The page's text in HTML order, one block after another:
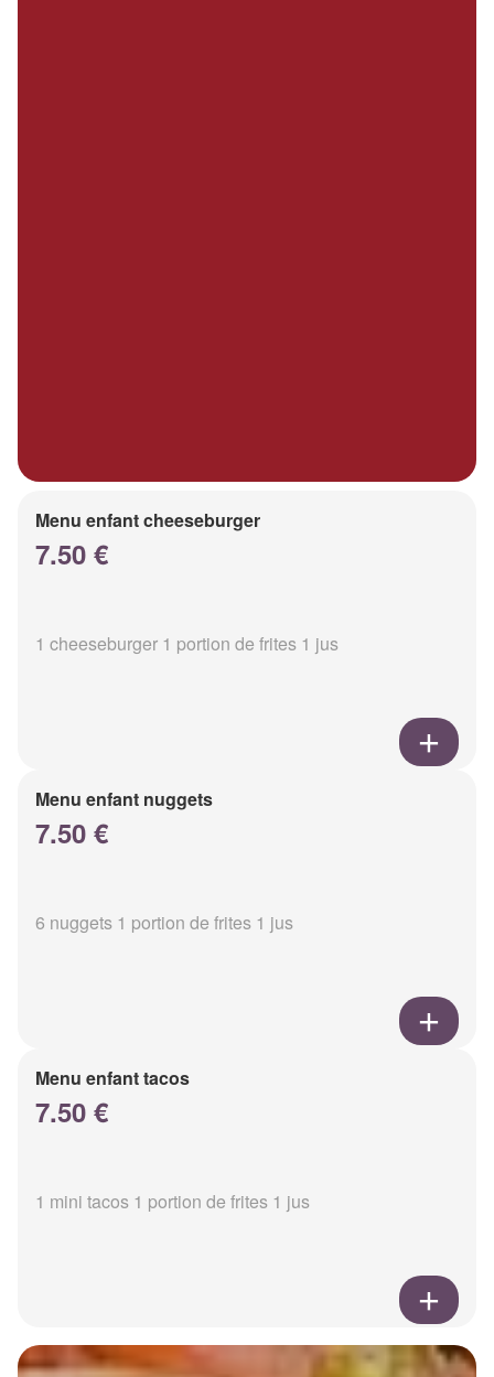
Menu enfant cheeseburger
7.50 €
1 cheeseburger 1 portion de frites 1 jus
Menu enfant nuggets
7.50 €
6 nuggets 1 portion de frites 1 jus
Menu enfant tacos
7.50 €
1 mini tacos 1 portion de frites 1 jus